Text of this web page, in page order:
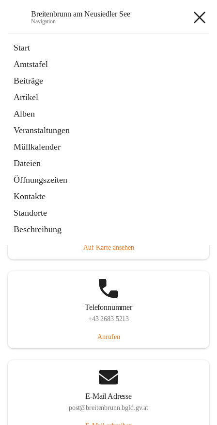
Breitenbrunn am Neusiedler See
Navigation
Start
Amtstafel
Beiträge
Artikel
Alben
Veranstaltungen
Müllkalender
Dateien
Öffnungszeiten
Kontakte
Standorte
Beschreibung
18 Schnellzugriffe
Gemeindeservice
Auf Karte ansehen
Telefonnummer
+43 2683 5213
Anrufen
E-Mail Adresse
post@breitenbrunn.bgld.gv.at